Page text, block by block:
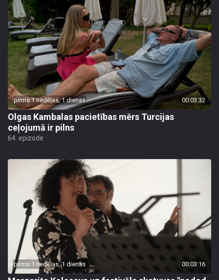
pirms 1 nedēļas, 1 dienas 00:03:32
Olgas Kambalas pacietības mērs Turcijas
ceļojumā ir pilns
64. epizode
pirms 1 nedēļas, 1 dienas 00:03:16